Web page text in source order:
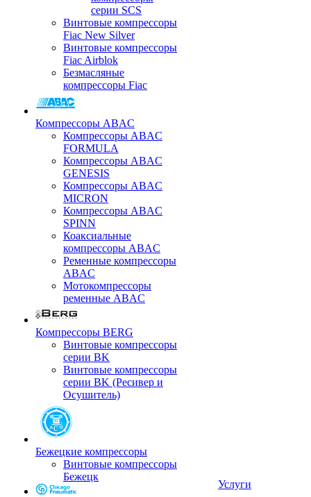
серии SCS
Винтовые компрессоры
Fiac New Silver
Винтовые компрессоры
Fiac Airblok
Безмасляные
компрессоры Fiac
Компрессоры ABAC
Компрессоры ABAC
FORMULA
Компрессоры ABAC
GENESIS
Компрессоры ABAC
MICRON
Компрессоры ABAC
SPINN
Коаксиальные
компрессоры ABAC
Ременные компрессоры
ABAC
Мотокомпрессоры
ременные ABAC
Компрессоры BERG
Винтовые компрессоры
серии BK
Винтовые компрессоры
серии BK (Ресивер и
Осушитель)
Бежецкие компрессоры
Винтовые компрессоры
Бежецк
Услуги